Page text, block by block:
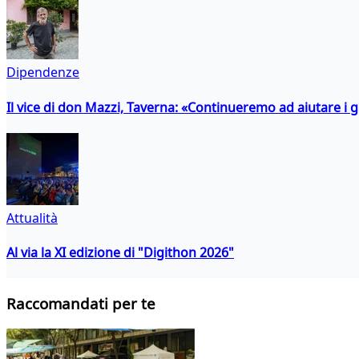
Dipendenze
Il vice di don Mazzi, Taverna: «Continueremo ad aiutare i
Attualità
Al via la XI edizione di "Digithon 2026"
Raccomandati per te